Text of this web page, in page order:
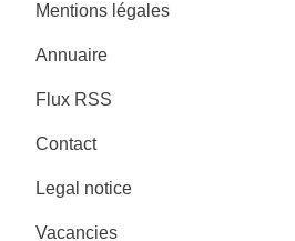
Mentions légales
Annuaire
Flux RSS
Contact
Legal notice
Vacancies